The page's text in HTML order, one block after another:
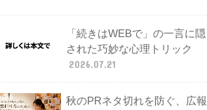
「続きはWEBで」の一言に隠
された巧妙な心理トリック
2026.07.21
秋のPRネタ切れを防ぐ、広報